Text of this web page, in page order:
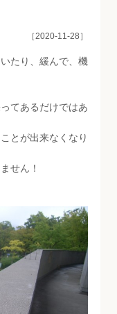
［2020-11-28］
たり、緩んで、機
てあるだけではあ
とが出来なくなり
せん！